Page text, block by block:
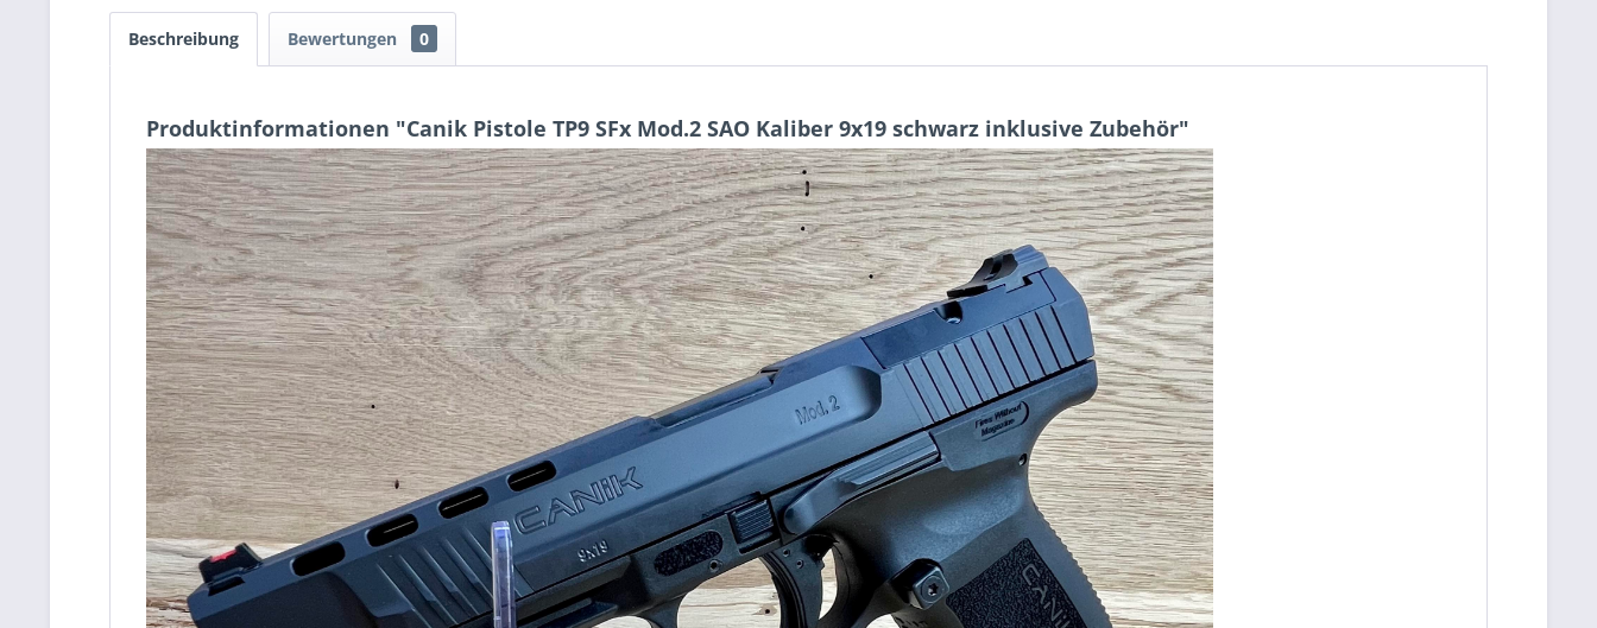
Beschreibung Bewertungen 0
Produktinformationen "Canik Pistole TP9 SFx Mod.2 SAO Kaliber 9x19 schwarz inklusive Zubehör"